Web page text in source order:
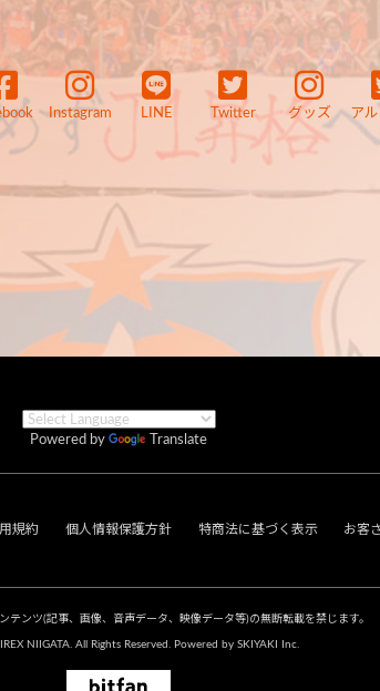
Instagram LINE Twitter グッズ ア
Powered by Translate
規約 個人情報保護方針 特商法に基づく表示 お客
テンツ(記事、画像、音声データ、映像データ等)の無断転載を禁じます。
NIIGATA. All Rights Reserved. Powered by SKIYAKI Inc.